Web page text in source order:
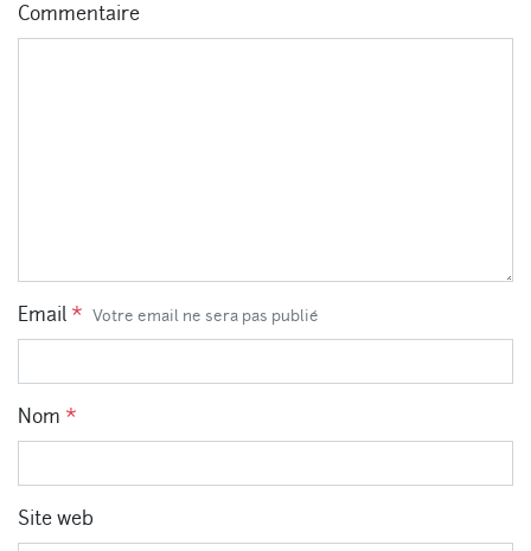
Commentaire
Email * Votre email ne sera pas publié
Nom *
Site web